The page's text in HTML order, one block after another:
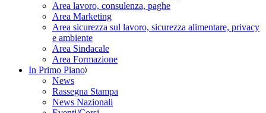
Area lavoro, consulenza, paghe
Area Marketing
Area sicurezza sul lavoro, sicurezza alimentare, privacy
e ambiente
Area Sindacale
Area Formazione
In Primo Piano
News
Rassegna Stampa
News Nazionali